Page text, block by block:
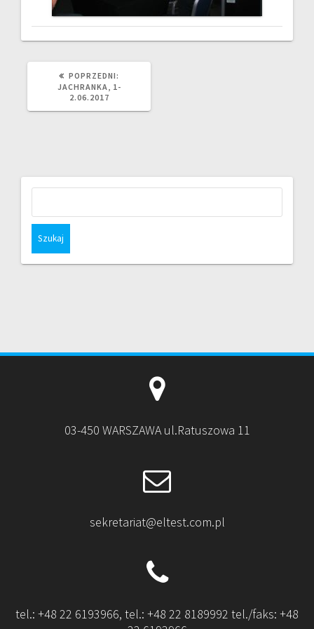
POPRZEDNI:
WPIS:
JACHRANKA, 1-
2.06.2017
03-450 WARSZAWA ul.Ratuszowa 11
sekretariat@eltest.com.pl
tel.: +48 22 6193966, tel.: +48 22 8189992 tel./faks: +48